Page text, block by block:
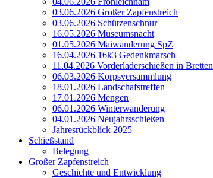
03.06.2026 Großer Zapfenstreich
03.06.2026 Schützenschnur
16.05.2026 Museumsnacht
01.05.2026 Maiwanderung SpZ
16.04.2026 16k3 Gedenkmarsch
11.04.2026 Vorderladerschießen in Bretten
06.03.2026 Korpsversammlung
18.01.2026 Landschafstreffen
17.01.2026 Mengen
06.01.2026 Winterwanderung
04.01.2026 Neujahrsschießen
Jahresrückblick 2025
Schießstand
Belegung
Großer Zapfenstreich
Geschichte und Entwicklung